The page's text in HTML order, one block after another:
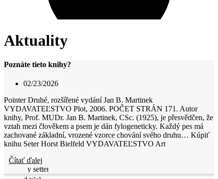
Aktuality
Poznáte tieto knihy?
02/23/2026
Pointer Druhé, rozšířené vydání Jan B. Martinek
VYDAVATEĽSTVO Plot, 2006. POČET STRÁN 171. Autor
knihy, Prof. MUDr. Jan B. Martinek, CSc. (1925), je přesvědčen, že
vztah mezi člověkem a psem je dán fylogeneticky. Každý pes má
zachované základní, vrozené vzorce chování svého druhu… Kúpiť
knihu Seter Horst Bielfeld VYDAVATEĽSTVO Art
Čítať ďalej